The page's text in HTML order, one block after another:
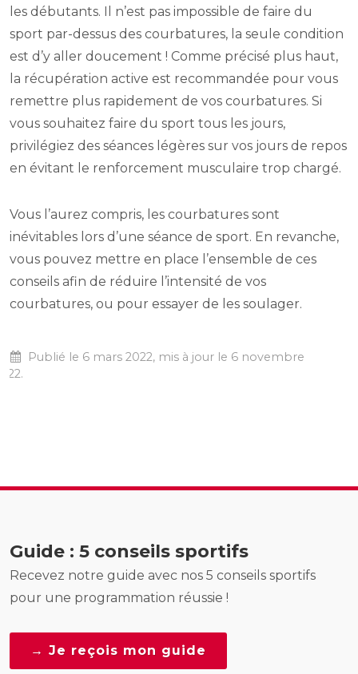
les débutants. Il n’est pas impossible de faire du
sport par-dessus des courbatures, la seule condition
est d’y aller doucement ! Comme précisé plus haut,
la récupération active est recommandée pour vous
remettre plus rapidement de vos courbatures. Si
vous souhaitez faire du sport tous les jours,
privilégiez des séances légères sur vos jours de repos
en évitant le renforcement musculaire trop chargé.
Vous l’aurez compris, les courbatures sont
inévitables lors d’une séance de sport. En revanche,
vous pouvez mettre en place l’ensemble de ces
conseils afin de réduire l’intensité de vos
courbatures, ou pour essayer de les soulager.
Publié le 6 mars 2022, mis à jour le 6 novembre
Guide : 5 conseils sportifs
Recevez notre guide avec nos 5 conseils sportifs
pour une programmation réussie !
→ Je reçois mon guide